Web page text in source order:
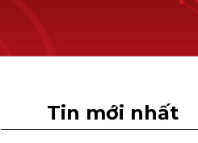
Tin mới nhất